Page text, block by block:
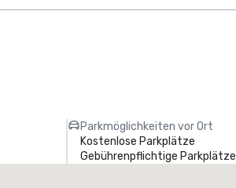
Parkmöglichkeiten vor Ort
Kostenlose Parkplätze
Gebührenpflichtige Parkplätze